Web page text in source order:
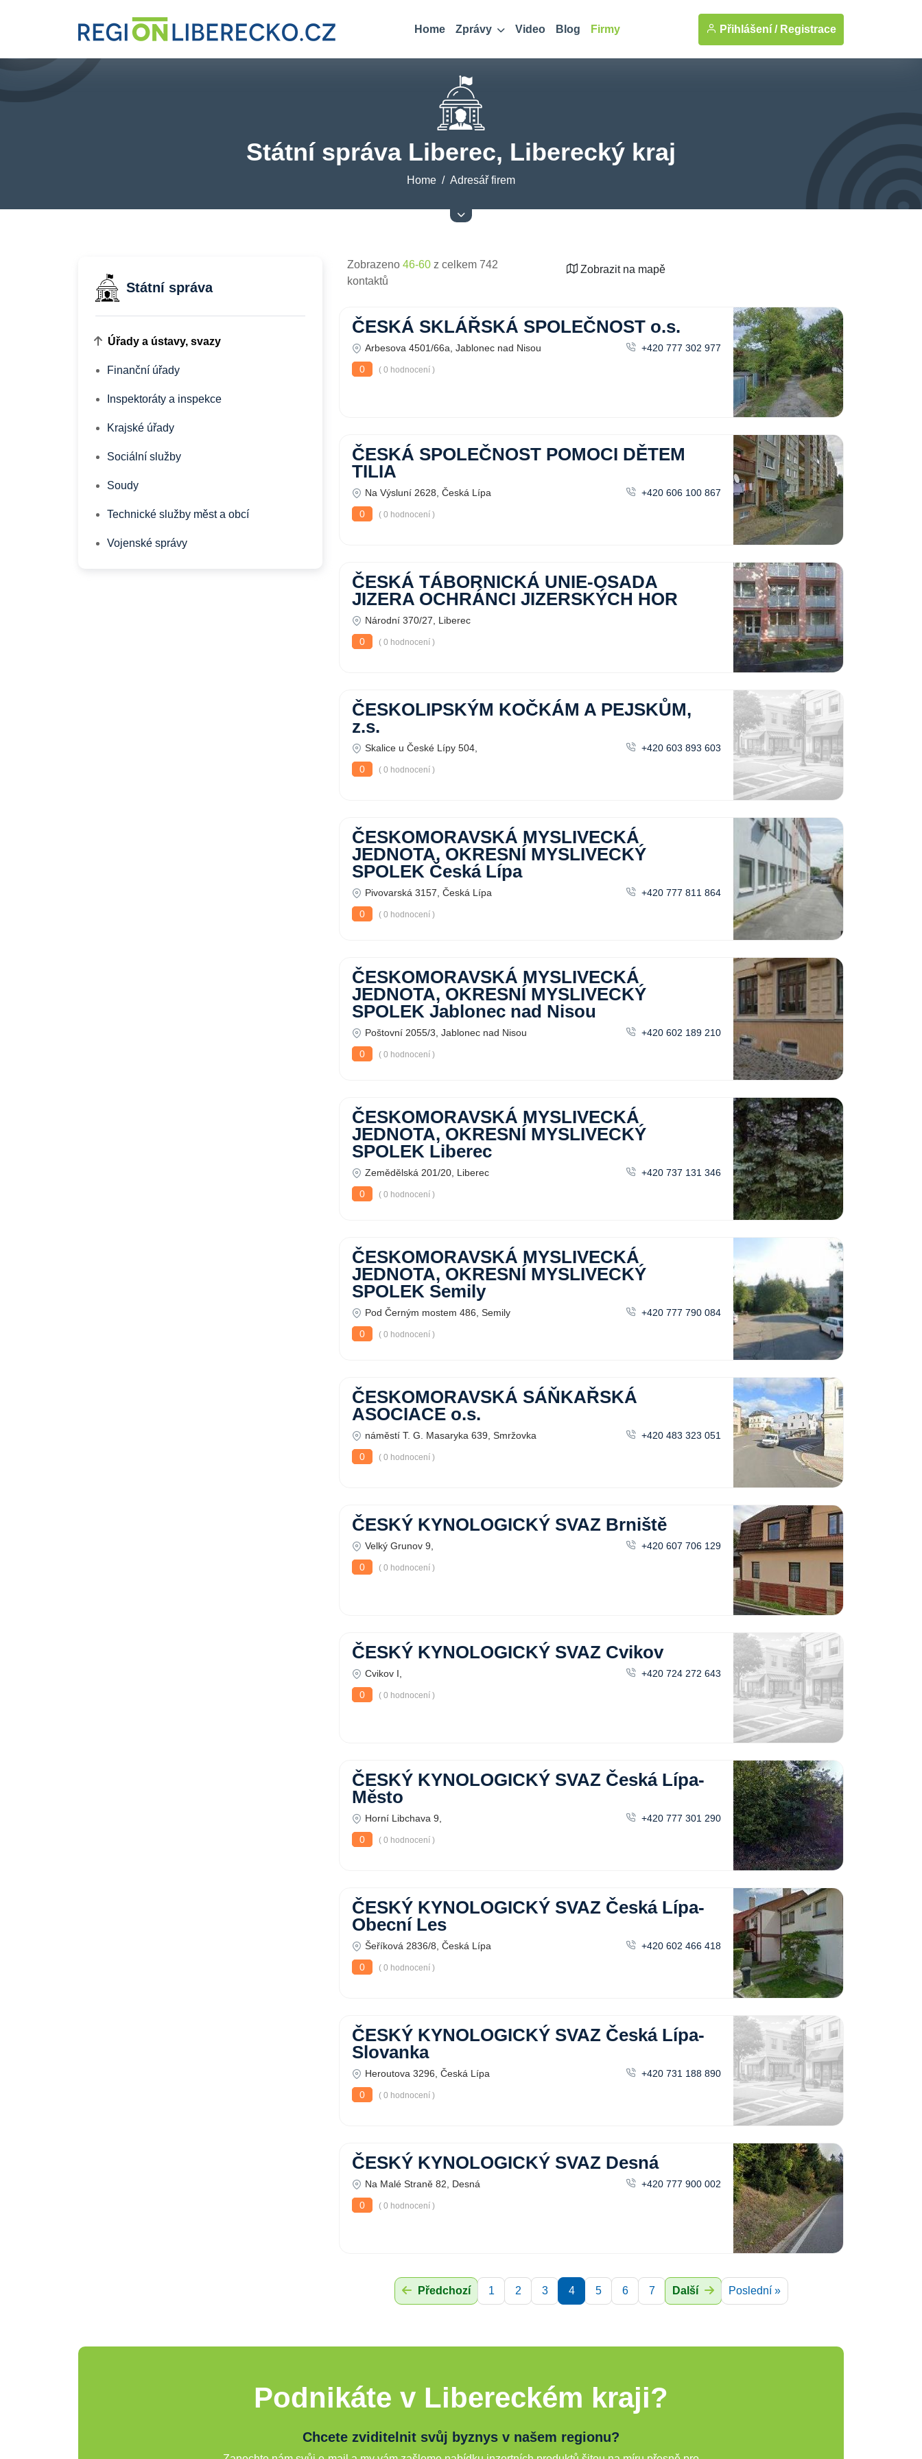
Home Zprávy Video Blog Firmy Přihlášení / Registrace
Státní správa Liberec, Liberecký kraj
Home Adresář firem
Státní správa
Úřady a ústavy, svazy
Finanční úřady
Inspektoráty a inspekce
Krajské úřady
Sociální služby
Soudy
Technické služby měst a obcí
Vojenské správy
Zobrazeno 46-60 z celkem 742
kontaktů
Zobrazit na mapě
ČESKÁ SKLÁŘSKÁ SPOLEČNOST o.s.
Arbesova 4501/66a, Jablonec nad Nisou
+420 777 302 977
0
( 0 hodnocení )
ČESKÁ SPOLEČNOST POMOCI DĚTEM
TILIA
Na Výsluní 2628, Česká Lípa
+420 606 100 867
0
( 0 hodnocení )
ČESKÁ TÁBORNICKÁ UNIE-OSADA
JIZERA OCHRÁNCI JIZERSKÝCH HOR
Národní 370/27, Liberec
0
( 0 hodnocení )
ČESKOLIPSKÝM KOČKÁM A PEJSKŮM,
z.s.
Skalice u České Lípy 504,
+420 603 893 603
0
( 0 hodnocení )
ČESKOMORAVSKÁ MYSLIVECKÁ
JEDNOTA, OKRESNÍ MYSLIVECKÝ
SPOLEK Česká Lípa
Pivovarská 3157, Česká Lípa
+420 777 811 864
0
( 0 hodnocení )
ČESKOMORAVSKÁ MYSLIVECKÁ
JEDNOTA, OKRESNÍ MYSLIVECKÝ
SPOLEK Jablonec nad Nisou
Poštovní 2055/3, Jablonec nad Nisou
+420 602 189 210
0
( 0 hodnocení )
ČESKOMORAVSKÁ MYSLIVECKÁ
JEDNOTA, OKRESNÍ MYSLIVECKÝ
SPOLEK Liberec
Zemědělská 201/20, Liberec
+420 737 131 346
0
( 0 hodnocení )
ČESKOMORAVSKÁ MYSLIVECKÁ
JEDNOTA, OKRESNÍ MYSLIVECKÝ
SPOLEK Semily
Pod Černým mostem 486, Semily
+420 777 790 084
0
( 0 hodnocení )
ČESKOMORAVSKÁ SÁŇKAŘSKÁ
ASOCIACE o.s.
náměstí T. G. Masaryka 639, Smržovka
+420 483 323 051
0
( 0 hodnocení )
ČESKÝ KYNOLOGICKÝ SVAZ Brniště
Velký Grunov 9,
+420 607 706 129
0
( 0 hodnocení )
ČESKÝ KYNOLOGICKÝ SVAZ Cvikov
Cvikov I,
+420 724 272 643
0
( 0 hodnocení )
ČESKÝ KYNOLOGICKÝ SVAZ Česká Lípa-
Město
Horní Libchava 9,
+420 777 301 290
0
( 0 hodnocení )
ČESKÝ KYNOLOGICKÝ SVAZ Česká Lípa-
Obecní Les
Šeříková 2836/8, Česká Lípa
+420 602 466 418
0
( 0 hodnocení )
ČESKÝ KYNOLOGICKÝ SVAZ Česká Lípa-
Slovanka
Heroutova 3296, Česká Lípa
+420 731 188 890
0
( 0 hodnocení )
ČESKÝ KYNOLOGICKÝ SVAZ Desná
Na Malé Straně 82, Desná
+420 777 900 002
0
( 0 hodnocení )
Předchozí 1 2 3 4 5 6 7 Další Poslední »
Podnikáte v Libereckém kraji?
Chcete zviditelnit svůj byznys v našem regionu?